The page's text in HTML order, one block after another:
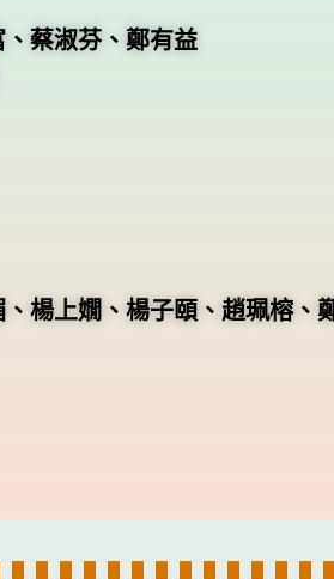
蔡淑芬、鄭有益
楊上嫺、楊子頤、趙珮榕、